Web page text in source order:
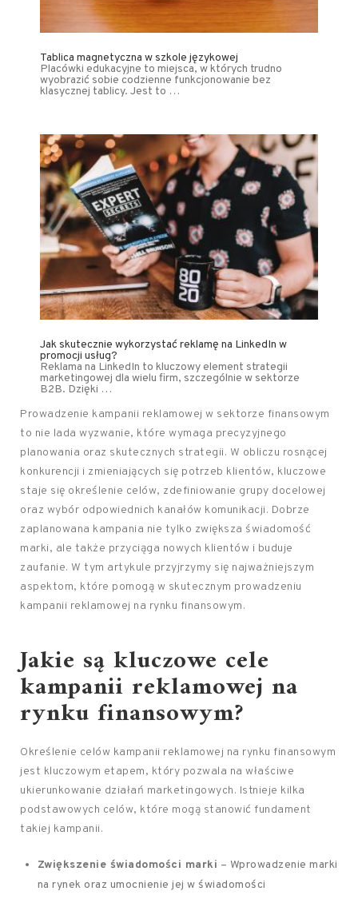
Tablica magnetyczna w szkole językowej
Placówki edukacyjne to miejsca, w których trudno
wyobrazić sobie codzienne funkcjonowanie bez
klasycznej tablicy. Jest to …
Jak skutecznie wykorzystać reklamę na LinkedIn w
promocji usług?
Reklama na LinkedIn to kluczowy element strategii
marketingowej dla wielu firm, szczególnie w sektorze
B2B. Dzięki …
Prowadzenie kampanii reklamowej w sektorze finansowym
to nie lada wyzwanie, które wymaga precyzyjnego
planowania oraz skutecznych strategii. W obliczu rosnącej
konkurencji i zmieniających się potrzeb klientów, kluczowe
staje się określenie celów, zdefiniowanie grupy docelowej
oraz wybór odpowiednich kanałów komunikacji. Dobrze
zaplanowana kampania nie tylko zwiększa świadomość
marki, ale także przyciąga nowych klientów i buduje
zaufanie. W tym artykule przyjrzymy się najważniejszym
aspektom, które pomogą w skutecznym prowadzeniu
kampanii reklamowej na rynku finansowym.
Jakie są kluczowe cele
kampanii reklamowej na
rynku finansowym?
Określenie celów kampanii reklamowej na rynku finansowym
jest kluczowym etapem, który pozwala na właściwe
ukierunkowanie działań marketingowych. Istnieje kilka
podstawowych celów, które mogą stanowić fundament
takiej kampanii.
Zwiększenie świadomości marki – Wprowadzenie marki
na rynek oraz umocnienie jej w świadomości